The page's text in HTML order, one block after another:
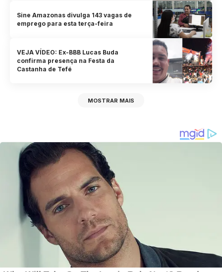
Sine Amazonas divulga 143 vagas de
emprego para esta terça-feira
VEJA VÍDEO: Ex-BBB Lucas Buda
confirma presença na Festa da
Castanha de Tefé
MOSTRAR MAIS